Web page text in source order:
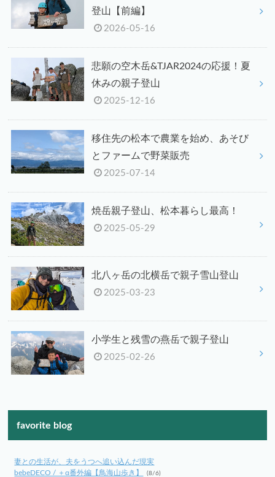
登山【前編】
2026-05-16
悲願の空木岳&TJAR2024の応援！夏
休みの親子登山
2025-12-16
移住先の松本で農業を始め、あそび
とファームで野菜販売
2025-07-14
焼岳親子登山、松本暮らし最高！
2025-05-29
北八ヶ岳の北横岳で親子雪山登山
2025-03-23
小学生と残雪の燕岳で親子登山
2025-02-26
favorite blog
妻との生活が、夫をうつへ追い込んだ現実
bebeDECO / ＋α番外編【鳥海山歩き】
(8/6)